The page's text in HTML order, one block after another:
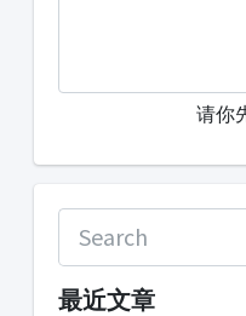
请你
最近文章